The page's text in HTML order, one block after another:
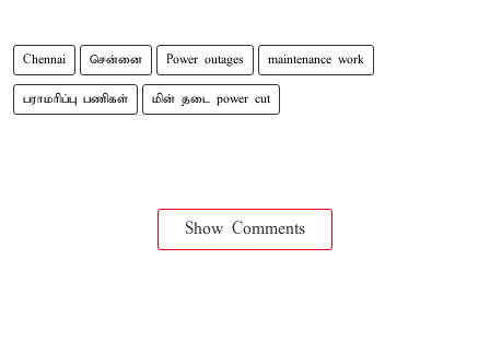
Chennai சென்னை Power outages maintenance work
பராமரிப்பு பணிகள் மின் தடை power cut
Show Comments